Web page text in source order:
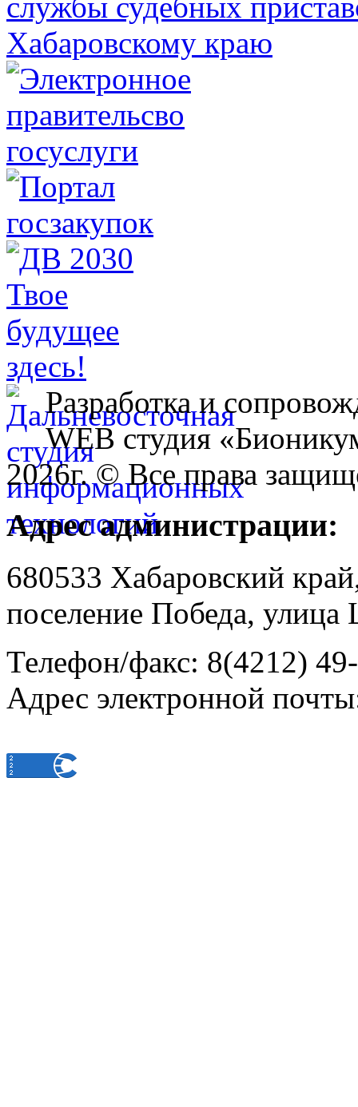
Разработка и
WEB студия
2026г. © Все права
Адрес администрации:
680533 Хабаровский
поселение Победа, улица
Телефон/факс: 8(4212)
Адрес электронной